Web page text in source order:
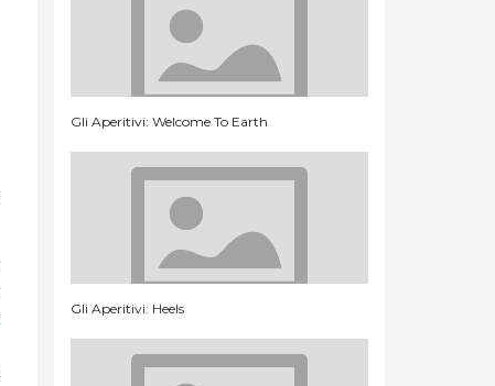
Gli Aperitivi: Welcome To Earth
Gli Aperitivi: Heels